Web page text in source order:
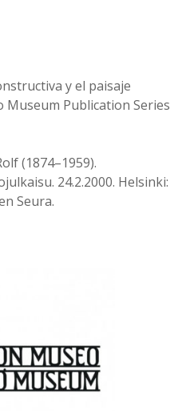
y el paisaje
Museum Publication Series
(1874–1959).
24.2.2000. Helsinki:
Seura.